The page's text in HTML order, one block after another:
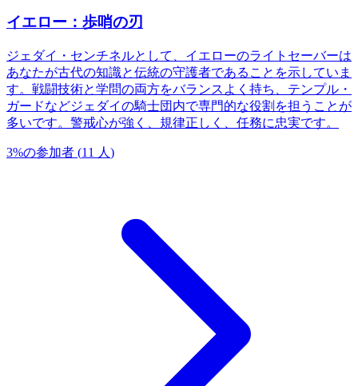
イエロー：歩哨の刃
ジェダイ・センチネルとして、イエローのライトセーバーは
あなたが古代の知識と伝統の守護者であることを示していま
す。戦闘技術と学問の両方をバランスよく持ち、テンプル・
ガードなどジェダイの騎士団内で専門的な役割を担うことが
多いです。警戒心が強く、規律正しく、任務に忠実です。
3%の参加者 (11 人 )